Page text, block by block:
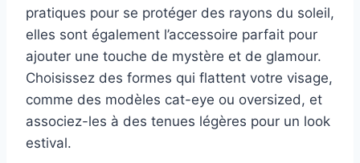
pratiques pour se protéger des rayons du soleil,
elles sont également l’accessoire parfait pour
ajouter une touche de mystère et de glamour.
Choisissez des formes qui flattent votre visage,
comme des modèles cat-eye ou oversized, et
associez-les à des tenues légères pour un look
estival.